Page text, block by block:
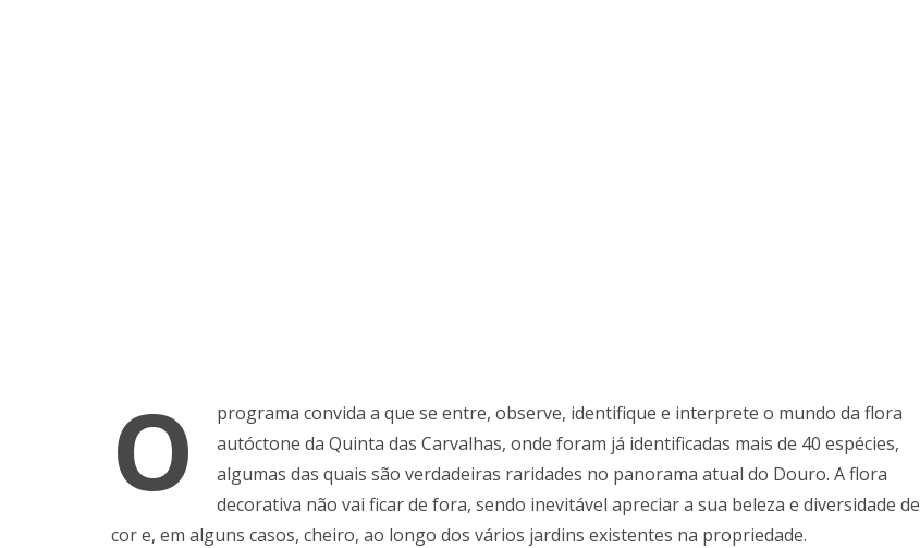
O
programa convida a que se entre, observe, identifique e interprete o mundo da flora
autóctone da Quinta das Carvalhas, onde foram já identificadas mais de 40 espécies,
algumas das quais são verdadeiras raridades no panorama atual do Douro. A flora
decorativa não vai ficar de fora, sendo inevitável apreciar a sua beleza e diversidade de
cor e, em alguns casos, cheiro, ao longo dos vários jardins existentes na propriedade.